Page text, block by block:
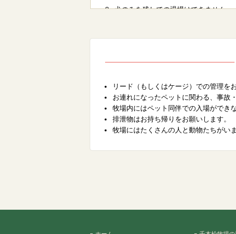
犬のみを残しての退場はできません。
場内の遊具（アジリティー)は犬用の
動物保護の精神に反するような行為
リード（もしくはケージ）での管理を
お連れになったペットに関わる、事故
牧場内にはペット同伴での入場ができ
排泄物はお持ち帰りをお願いします。
牧場にはたくさんの人と動物たちがい